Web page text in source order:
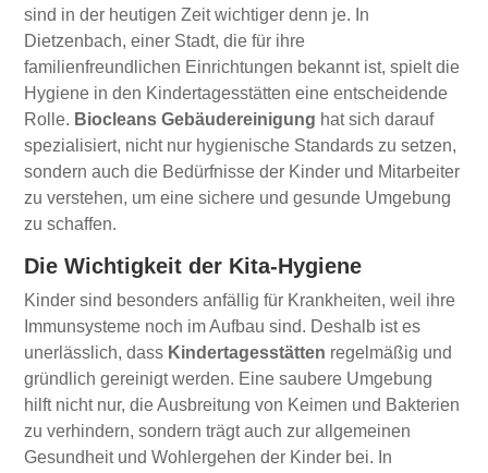
sind in der heutigen Zeit wichtiger denn je. In
Dietzenbach, einer Stadt, die für ihre
familienfreundlichen Einrichtungen bekannt ist, spielt die
Hygiene in den Kindertagesstätten eine entscheidende
Rolle. Biocleans Gebäudereinigung hat sich darauf
spezialisiert, nicht nur hygienische Standards zu setzen,
sondern auch die Bedürfnisse der Kinder und Mitarbeiter
zu verstehen, um eine sichere und gesunde Umgebung
zu schaffen.
Die Wichtigkeit der Kita-Hygiene
Kinder sind besonders anfällig für Krankheiten, weil ihre
Immunsysteme noch im Aufbau sind. Deshalb ist es
unerlässlich, dass Kindertagesstätten regelmäßig und
gründlich gereinigt werden. Eine saubere Umgebung
hilft nicht nur, die Ausbreitung von Keimen und Bakterien
zu verhindern, sondern trägt auch zur allgemeinen
Gesundheit und Wohlergehen der Kinder bei. In